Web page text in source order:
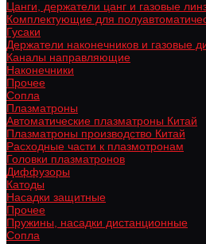
Цанги, держатели цанг и газовые
Комплектующие для
Гусаки
Держатели наконечников и газовые
Каналы направляющие
Наконечники
Прочее
Сопла
Плазматроны
Автоматические плазматроны Китай
Плазматроны производство Китай
Расходные части к плазмотронам
Головки плазматронов
Диффузоры
Катоды
Насадки защитные
Прочее
Пружины, насадки дистанционные
Сопла